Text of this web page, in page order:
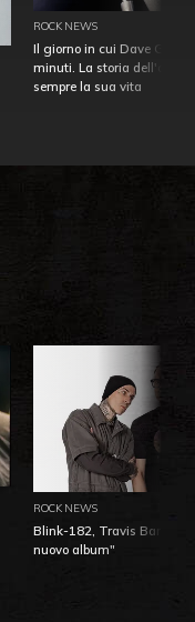
ROCK NEWS
Il giorno in cui Dave
minuti. La storia
sempre la sua vita
ROCK NEWS
Blink-182, Travis Barker:
nuovo album"